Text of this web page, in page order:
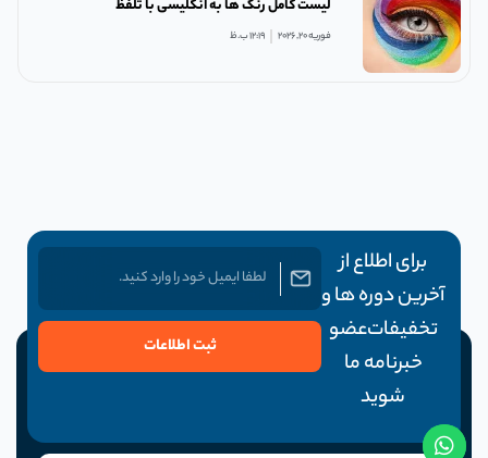
لیست کامل رنگ ها به انگلیسی با تلفظ
فوریه 20, 2026 12:19 ب.ظ
برای اطلاع از
آخرین دوره ها و
تخفیفات عضو
خبرنامه ما
شوید
ثبت اطلاعات